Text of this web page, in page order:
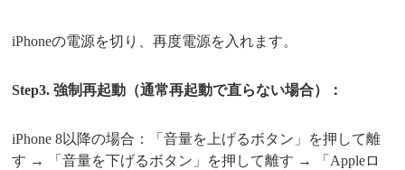
iPhoneの電源を切り、再度電源を入れます。
Step3. 強制再起動（通常再起動で直らない場合）：
iPhone 8以降の場合：「音量を上げるボタン」を押して離
す → 「音量を下げるボタン」を押して離す → 「Appleロ